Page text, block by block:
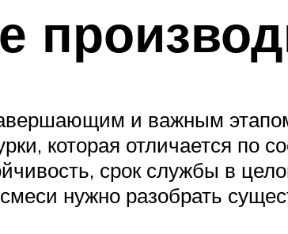
и важным
которая отличается по
срок службы в
нужно разобрать